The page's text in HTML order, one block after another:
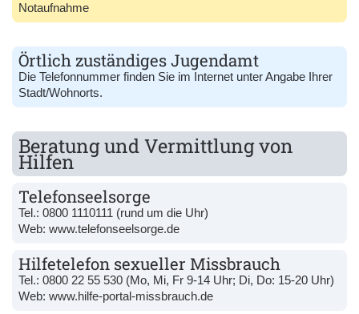
Notaufnahme
Örtlich zuständiges Jugendamt
Die Telefonnummer finden Sie im Internet unter Angabe Ihrer
Stadt/Wohnorts.
Beratung und Vermittlung von
Hilfen
Telefonseelsorge
Tel.: 0800 1110111 (rund um die Uhr)
Web: www.telefonseelsorge.de
Hilfetelefon sexueller Missbrauch
Tel.: 0800 22 55 530 (Mo, Mi, Fr 9-14 Uhr; Di, Do: 15-20 Uhr)
Web: www.hilfe-portal-missbrauch.de